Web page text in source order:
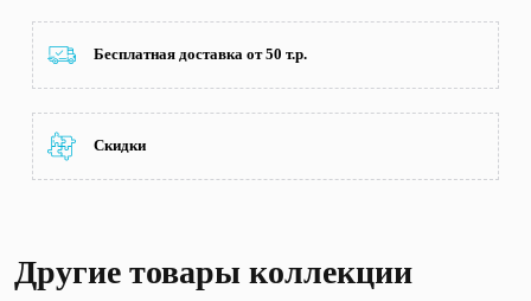
Бесплатная доставка от 50 т.р.
Скидки
Другие товары коллекции